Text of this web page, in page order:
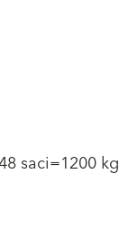
saci=1200 kg